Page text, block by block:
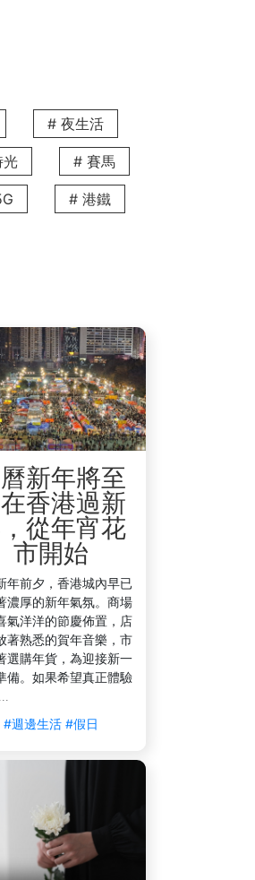
味的小區，提供
街市，挑選新
期，生活在
們可以按實際工
新住所而煩
，均提供一房
的換季衣物或
絡。這種獨特
路交匯的便
跟進進度。
這兩處據點均
您隨時親自挑
# 夜生活
# 賽馬
# 港鐵
新年將至
在香港過新
從年宵花
市開始
年前夕，香港城內早已
濃厚的新年氣氛。商場
氣洋洋的節慶佈置，店
著熟悉的賀年音樂，市
選購年貨，為迎接新一
備。如果希望真正體驗
#週邊生活 #假日